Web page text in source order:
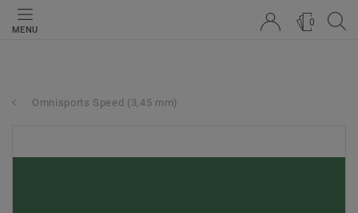
MENU
0
Omnisports Speed (3,45 mm)